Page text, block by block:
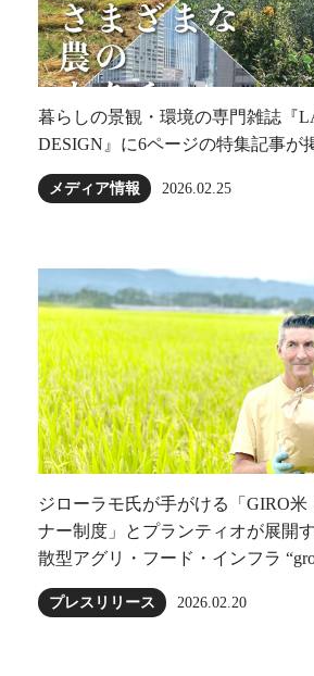
暮らしの景観・環境の専門雑誌『
DESIGN』に6ページの特集記事が
メディア情報 2026.02.25
ジローラモ⽒が⼿がける「GIRO⽶
ナー制度」とプランティオが展開
散型アグリ・フード・インフラ
プレスリリース 2026.02.20